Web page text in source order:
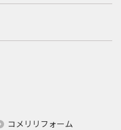
コメリリフォーム